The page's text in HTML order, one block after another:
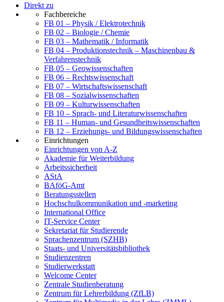
Direkt zu
Fachbereiche
FB 01 – Physik / Elektrotechnik
FB 02 – Biologie / Chemie
FB 03 – Mathematik / Informatik
FB 04 – Produktionstechnik – Maschinenbau &
Verfahrenstechnik
FB 05 – Geowissenschaften
FB 06 – Rechtswissenschaft
FB 07 – Wirtschaftswissenschaft
FB 08 – Sozialwissenschaften
FB 09 – Kulturwissenschaften
FB 10 – Sprach- und Literaturwissenschaften
FB 11 – Human- und Gesundheitswissenschaften
FB 12 – Erziehungs- und Bildungswissenschaften
Einrichtungen
Einrichtungen von A-Z
Akademie für Weiterbildung
Arbeitssicherheit
AStA
BAföG-Amt
Beratungsstellen
Hochschulkommunikation und -marketing
International Office
IT-Service Center
Sekretariat für Studierende
Sprachenzentrum (SZHB)
Staats- und Universitätsbibliothek
Studienzentren
Studierwerkstatt
Welcome Center
Zentrale Studienberatung
Zentrum für Lehrerbildung (ZfLB)